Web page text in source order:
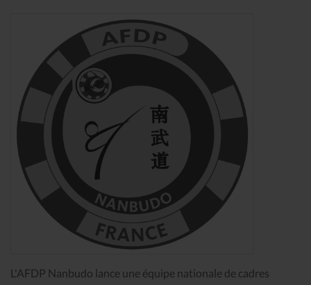
L'AFDP Nanbudo lance une équipe nationale de cadres